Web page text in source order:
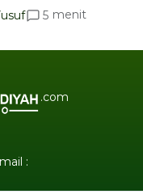
5 menit
.com
: